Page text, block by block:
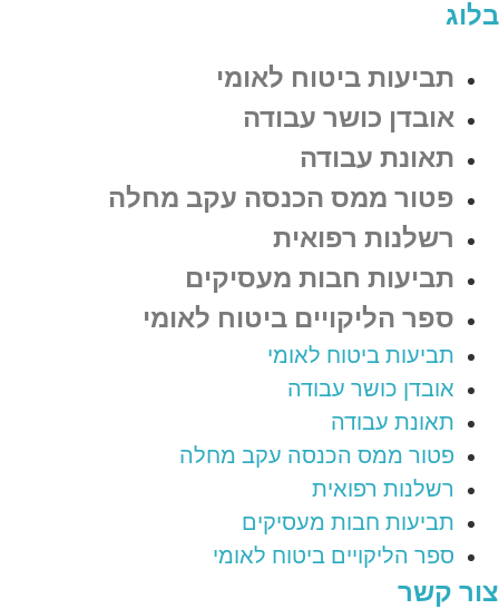
בלוג
תביעות ביטוח לאומי
אובדן כושר עבודה
תאונת עבודה
פטור ממס הכנסה עקב מחלה
רשלנות רפואית
תביעות חבות מעסיקים
ספר הליקויים ביטוח לאומי
תביעות ביטוח לאומי
אובדן כושר עבודה
תאונת עבודה
פטור ממס הכנסה עקב מחלה
רשלנות רפואית
תביעות חבות מעסיקים
ספר הליקויים ביטוח לאומי
צור קשר